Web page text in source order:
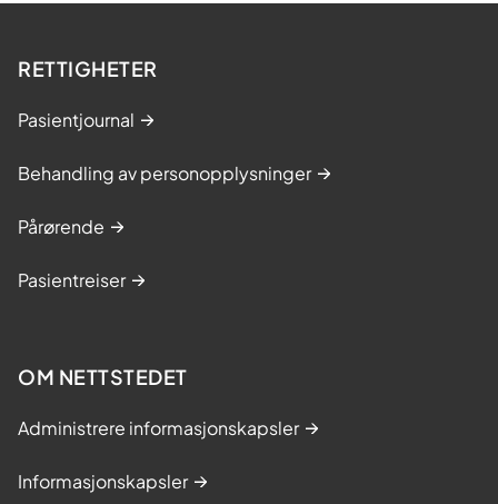
RETTIGHETER
Pasientjournal
Behandling av personopplysninger
Pårørende
Pasientreiser
OM NETTSTEDET
Administrere informasjonskapsler
Informasjonskapsler